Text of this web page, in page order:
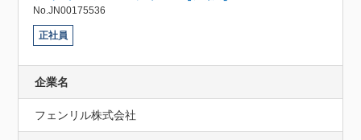
No.JN00175536
正社員
企業名
フェンリル株式会社